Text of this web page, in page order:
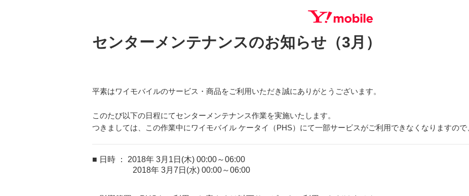
センターメンテナンスのお知らせ（3月）
平素はワイモバイルのサービス・商品をご利用いただき誠にありがとうございます。
このたび以下の日程にてセンターメンテナンス作業を実施いたします。
つきましては、この作業中にワイモバイル ケータイ（PHS）にて一部サービスがご利用できなくなりますので
■ 日時 ： 2018年 3月1日(木) 00:00～06:00
2018年 3月7日(水) 00:00～06:00